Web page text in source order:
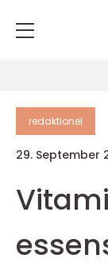
redaktionel
29. September